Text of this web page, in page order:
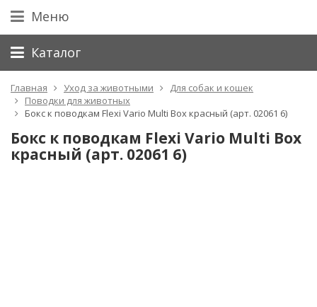
Меню
Каталог
Главная Уход за животными
Для собак и кошек
Поводки для животных
Бокс к поводкам Flexi Vario Multi Box красный (арт. 02061 6)
Бокс к поводкам Flexi Vario Multi Box
красный (арт. 02061 6)